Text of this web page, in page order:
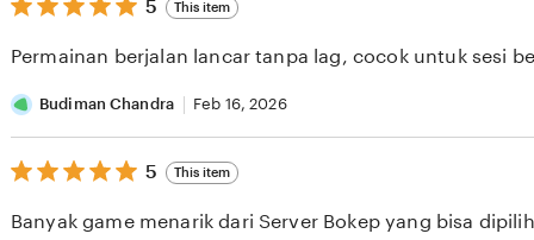
out
5
5 This item
Permainan berjalan lancar tanpa lag, cocok untuk sesi
Budiman Chandra Feb 16, 2026
5
out
5
5 This item
Banyak game menarik dari Server Bokep yang bisa